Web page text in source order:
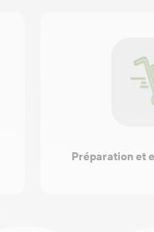
Préparation et